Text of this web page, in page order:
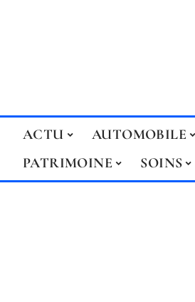
ACTU AUTOMOBILE
PATRIMOINE
SOINS